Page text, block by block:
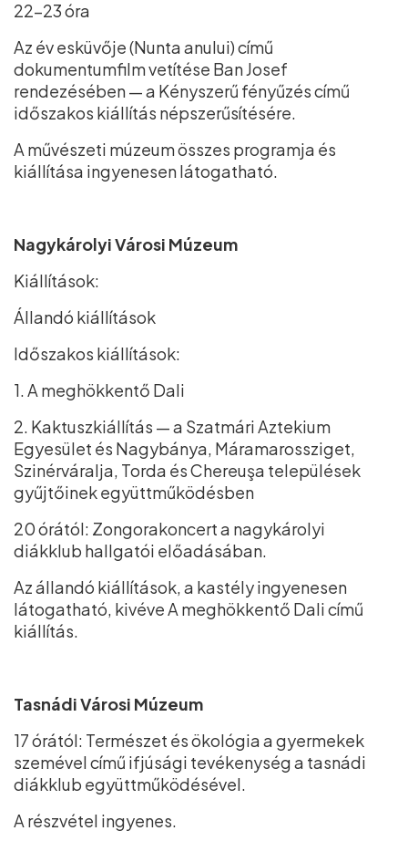
22–23 óra
Az év esküvője (Nunta anului) című
dokumentumfilm vetítése Ban Josef
rendezésében — a Kényszerű fényűzés című
időszakos kiállítás népszerűsítésére.
A művészeti múzeum összes programja és
kiállítása ingyenesen látogatható.
Nagykárolyi Városi Múzeum
Kiállítások:
Állandó kiállítások
Időszakos kiállítások:
1. A meghökkentő Dali
2. Kaktuszkiállítás — a Szatmári Aztekium
Egyesület és Nagybánya, Máramarossziget,
Szinérváralja, Torda és Chereuşa települések
gyűjtőinek együttműködésben
20 órától: Zongorakoncert a nagykárolyi
diákklub hallgatói előadásában.
Az állandó kiállítások, a kastély ingyenesen
látogatható, kivéve A meghökkentő Dali című
kiállítás.
Tasnádi Városi Múzeum
17 órától: Természet és ökológia a gyermekek
szemével című ifjúsági tevékenység a tasnádi
diákklub együttműködésével.
A részvétel ingyenes.